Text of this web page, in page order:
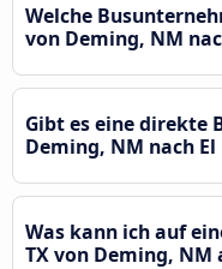
Welche
von Deming, NM
Gibt es eine direkte
Deming, NM nach El
Was kann ich auf
TX von Deming,